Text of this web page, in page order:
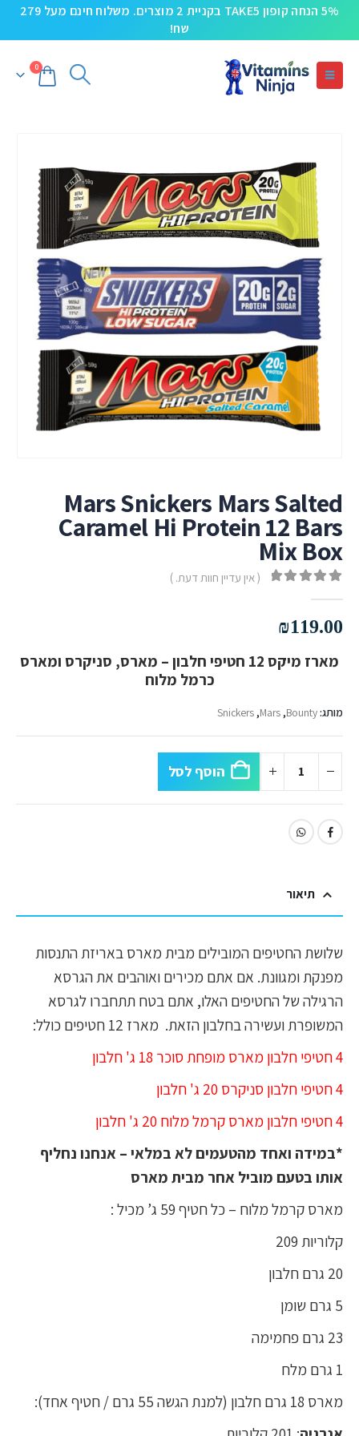
5% הנחה קופון TAKE5 בקניית 2 מוצרים. משלוח חינם מעל 279
שח!
0
Mars Snickers Mars Salted
Caramel Hi Protein 12 Bars
Mix Box
( אין עדיין חוות דעת. )
₪119.00
מארז מיקס 12 חטיפי חלבון – מארס, סניקרס ומארס
כרמל מלוח
מותג:Bounty
,
Mars
,
Snickers
הוסף לסל
תיאור
שלושת החטיפים המובילים מבית מארס באריזת התנסות
מפנקת ומגוונת. אם אתם מכירים ואוהבים את הגרסא
הרגילה של החטיפים האלו, אתם בטח תתחברו לגרסא
המשופרת ועשירה בחלבון הזאת. מארז 12 חטיפים כולל:
4 חטיפי חלבון מארס מופחת סוכר 18 ג' חלבון
4 חטיפי חלבון סניקרס 20 ג' חלבון
4 חטיפי חלבון מארס קרמל מלוח 20 ג' חלבון
*במידה ואחד מהטעמים לא במלאי – אנחנו נחליף
אותו בטעם מוביל אחר מבית מארס
מארס קרמל מלוח – כל חטיף 59 ג’ מכיל :
קלוריות 209
20 גרם חלבון
5 גרם שומן
23 גרם פחמימה
1 גרם מלח
מארס 18 גרם חלבון (למנת הגשה 55 גרם / חטיף אחד):